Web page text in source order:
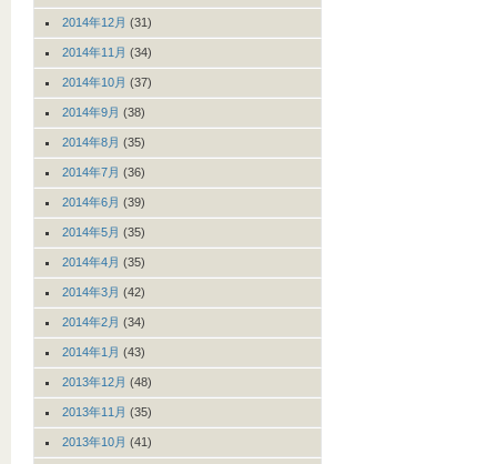
2014年12月 (31)
2014年11月 (34)
2014年10月 (37)
2014年9月 (38)
2014年8月 (35)
2014年7月 (36)
2014年6月 (39)
2014年5月 (35)
2014年4月 (35)
2014年3月 (42)
2014年2月 (34)
2014年1月 (43)
2013年12月 (48)
2013年11月 (35)
2013年10月 (41)